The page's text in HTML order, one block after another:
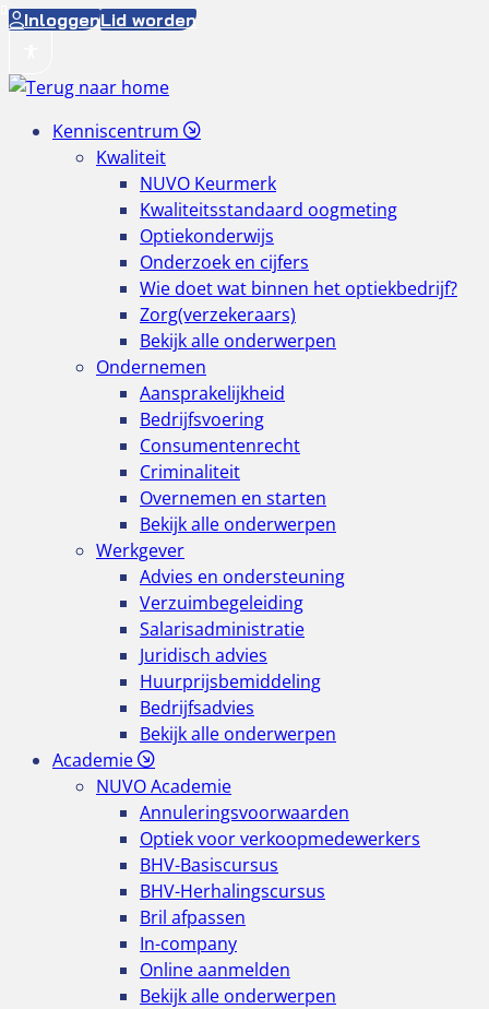
Ga
de
inhoud
InloggenLid worden
Kenniscentrum
Kwaliteit
NUVO Keurmerk
Kwaliteitsstandaard oogmeting
Optiekonderwijs
Onderzoek en cijfers
Wie doet wat binnen het optiekbedrijf?
Zorg(verzekeraars)
Bekijk alle onderwerpen
Ondernemen
Aansprakelijkheid
Bedrijfsvoering
Consumentenrecht
Criminaliteit
Overnemen en starten
Bekijk alle onderwerpen
Werkgever
Advies en ondersteuning
Verzuimbegeleiding
Salarisadministratie
Juridisch advies
Huurprijsbemiddeling
Bedrijfsadvies
Bekijk alle onderwerpen
Academie
NUVO Academie
Annuleringsvoorwaarden
Optiek voor verkoopmedewerkers
BHV-Basiscursus
BHV-Herhalingscursus
Bril afpassen
In-company
Online aanmelden
Bekijk alle onderwerpen